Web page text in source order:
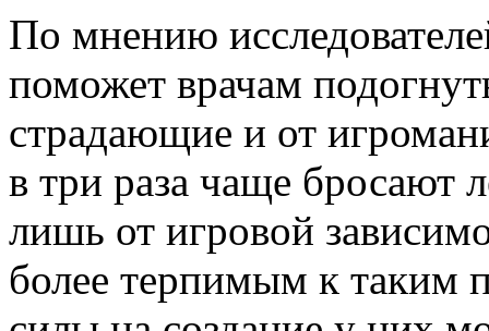
По мнению
поможет врачам
страдающие и от
в три раза чаще бросают
лишь от игровой
более терпимым к таким